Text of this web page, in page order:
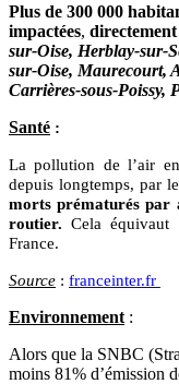
Plus de 300 000
impactées,
sur-Oise, Herblay-sur-
sur-Oise, Maurecourt,
Carrières-sous-Poissy,
Santé :
La pollution de l’air
depuis longtemps, par
morts prématurés par
routier. Cela
France.
Source : franceinter.fr
Environnement :
Alors que la SNBC
moins 81% d’émission